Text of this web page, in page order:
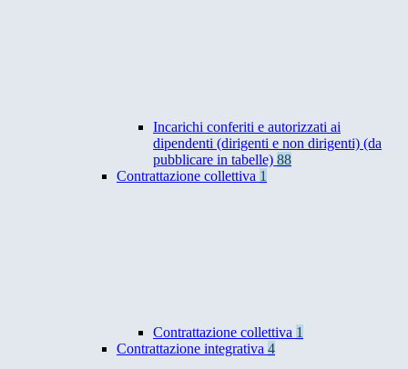
Incarichi conferiti e autorizzati ai
dipendenti (dirigenti e non dirigenti) (da
pubblicare in tabelle) 88
Contrattazione collettiva 1
Contrattazione collettiva 1
Contrattazione integrativa 4